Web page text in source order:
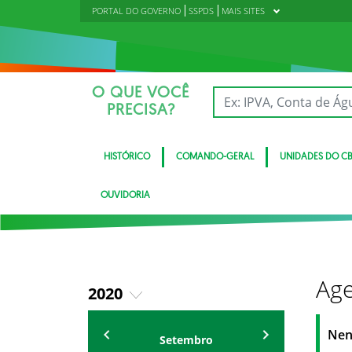
PORTAL DO GOVERNO SSPDS MAIS SITES
O QUE VOCÊ
PRECISA?
HISTÓRICO COMANDO-GERAL UNIDADES DO
OUVIDORIA
2020
2018
Setembro